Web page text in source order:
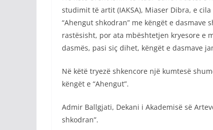
studimit të artit (IAKSA), Miaser Dibra, e
“Ahengut shkodran” me këngët e
rastësisht, por ata mbështetjen kryesore e
dasmës, pasi siç dihet, këngët e dasmave
Në këtë tryezë shkencore një kumtesë
këngët e “Ahengut”.
Admir Ballgjati, Dekani i Akademisë së
shkodran”.